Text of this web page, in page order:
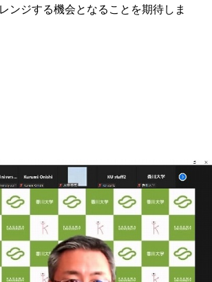
ンジする機会となることを期待しま